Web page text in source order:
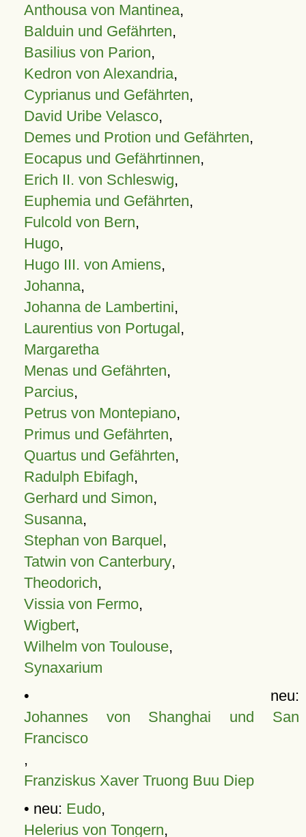
Anthousa von Mantinea,
Balduin und Gefährten,
Basilius von Parion,
Kedron von Alexandria,
Cyprianus und Gefährten,
David Uribe Velasco,
Demes und Protion und Gefährten,
Eocapus und Gefährtinnen,
Erich II. von Schleswig,
Euphemia und Gefährten,
Fulcold von Bern,
Hugo,
Hugo III. von Amiens,
Johanna,
Johanna de Lambertini,
Laurentius von Portugal,
Margaretha
Menas und Gefährten,
Parcius,
Petrus von Montepiano,
Primus und Gefährten,
Quartus und Gefährten,
Radulph Ebifagh,
Gerhard und Simon,
Susanna,
Stephan von Barquel,
Tatwin von Canterbury,
Theodorich,
Vissia von Fermo,
Wigbert,
Wilhelm von Toulouse,
Synaxarium
• neu:
Johannes von Shanghai und San
Francisco
,
Franziskus Xaver Truong Buu Diep
• neu: Eudo,
Helerius von Tongern,